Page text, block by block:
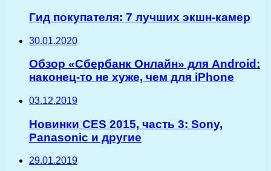
Гид покупателя: 7 лучших экшн-камер
30.01.2020
Обзор «Сбербанк Онлайн» для Android:
наконец-то не хуже, чем для iPhone
03.12.2019
Новинки CES 2015, часть 3: Sony,
Panasonic и другие
29.01.2019